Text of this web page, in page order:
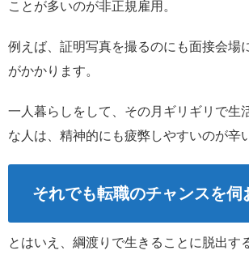
ことが多いのが非正規雇用。
例えば、証明写真を撮るのにも面接会場
がかかります。
一人暮らしをして、その月ギリギリで生
な人は、精神的にも疲弊しやすいのが辛
それでも転職のチャンスを伺
とはいえ、綱渡りで生きることに脱出す